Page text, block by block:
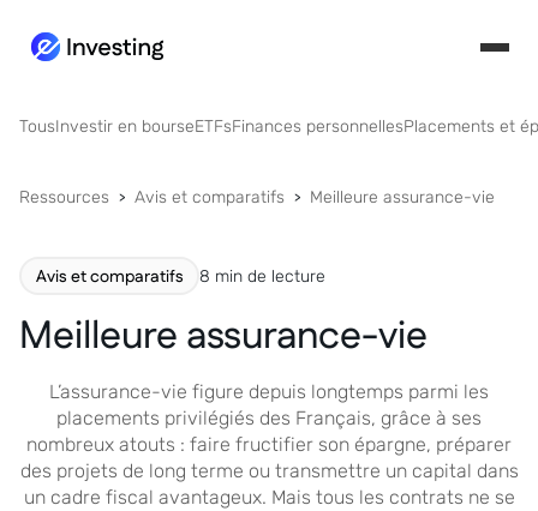
TousInvestir en bourseETFsFinances personnellesPlacements et
Ressources Avis et comparatifs Meilleure assurance-vie
Avis et comparatifs 8 min de lecture
Meilleure assurance-vie
L’assurance-vie figure depuis longtemps parmi les
placements privilégiés des Français, grâce à ses
nombreux atouts : faire fructifier son épargne, préparer
des projets de long terme ou transmettre un capital dans
un cadre fiscal avantageux. Mais tous les contrats ne se